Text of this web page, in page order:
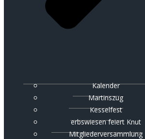
Kalender
Martinszug
Kesselfest
erbswiesen feiert Knut
Mitgliederversammlung